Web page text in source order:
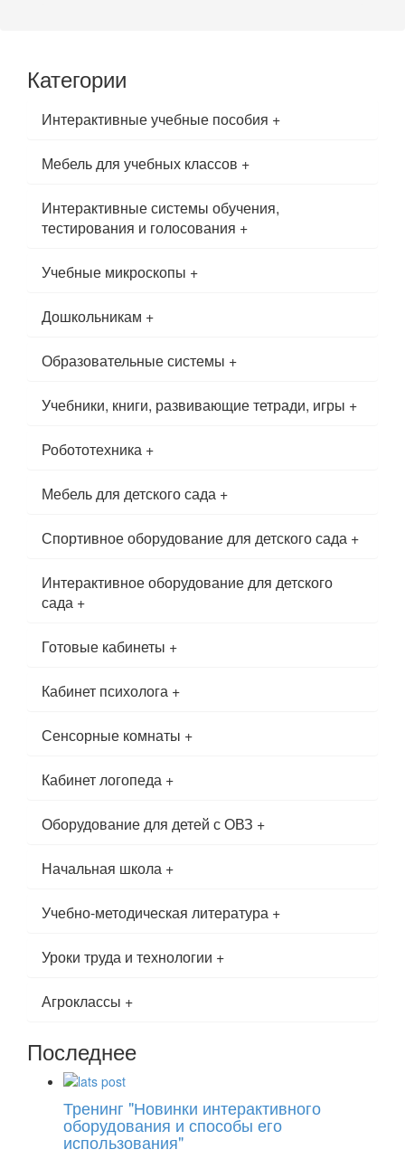
Категории
Интерактивные учебные пособия +
Мебель для учебных классов +
Интерактивные системы обучения,
тестирования и голосования +
Учебные микроскопы +
Дошкольникам +
Образовательные системы +
Учебники, книги, развивающие тетради, игры +
Робототехника +
Мебель для детского сада +
Спортивное оборудование для детского сада +
Интерактивное оборудование для детского
сада +
Готовые кабинеты +
Кабинет психолога +
Сенсорные комнаты +
Кабинет логопеда +
Оборудование для детей с ОВЗ +
Начальная школа +
Учебно-методическая литература +
Уроки труда и технологии +
Агроклассы +
Последнее
Тренинг "Новинки интерактивного
оборудования и способы его
использования"